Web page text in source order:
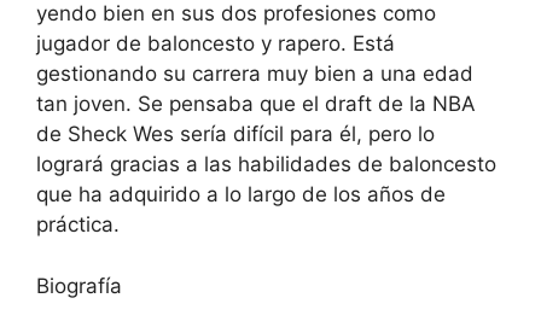
yendo bien en sus dos profesiones como
jugador de baloncesto y rapero. Está
gestionando su carrera muy bien a una edad
tan joven. Se pensaba que el draft de la NBA
de Sheck Wes sería difícil para él, pero lo
logrará gracias a las habilidades de baloncesto
que ha adquirido a lo largo de los años de
práctica.
Biografía